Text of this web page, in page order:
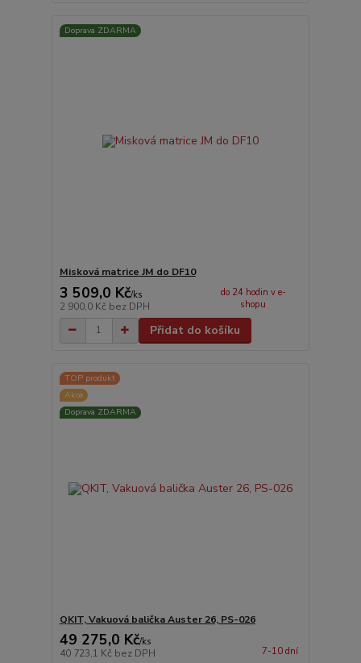
Doprava ZDARMA
Misková matrice JM do DF10
3 509,0 Kč/ks
2 900,0 Kč bez DPH
do 24 hodin v e-
shopu
Přidat do košíku
TOP produkt
Akce
Doprava ZDARMA
QKIT, Vakuová balička Auster 26, PS-026
49 275,0 Kč/ks
40 723,1 Kč bez DPH 7-10 dní